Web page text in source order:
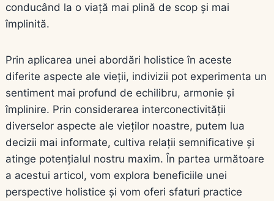
conducând la o viață mai plină de scop și mai
împlinită.
Prin aplicarea unei abordări holistice în aceste
diferite aspecte ale vieții, indivizii pot experimenta un
sentiment mai profund de echilibru, armonie și
împlinire. Prin considerarea interconectivității
diverselor aspecte ale vieților noastre, putem lua
decizii mai informate, cultiva relații semnificative și
atinge potențialul nostru maxim. În partea următoare
a acestui articol, vom explora beneficiile unei
perspective holistice și vom oferi sfaturi practice